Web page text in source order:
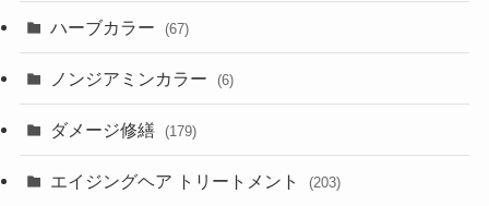
ハーブカラー (67)
ノンジアミンカラー (6)
ダメージ修繕 (179)
エイジングヘア トリートメント (203)